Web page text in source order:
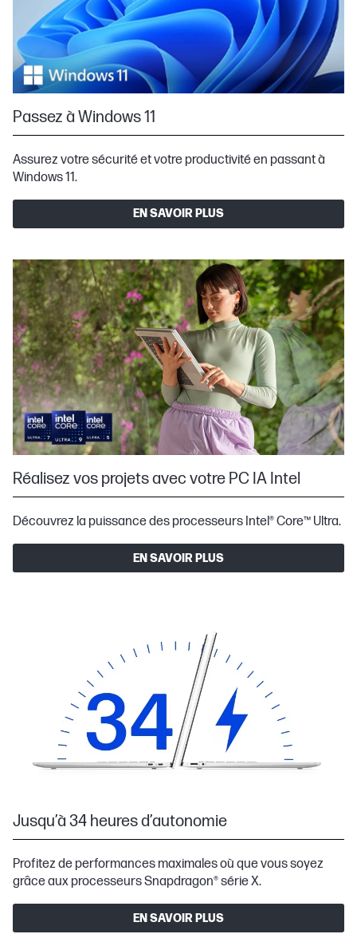
Passez à Windows 11
Assurez votre sécurité et votre productivité en passant à
Windows 11.
EN SAVOIR PLUS
Réalisez vos projets avec votre PC IA Intel
Découvrez la puissance des processeurs Intel® Core™ Ultra.
EN SAVOIR PLUS
Jusqu’à 34 heures d’autonomie
Profitez de performances maximales où que vous soyez
grâce aux processeurs Snapdragon® série X.
EN SAVOIR PLUS